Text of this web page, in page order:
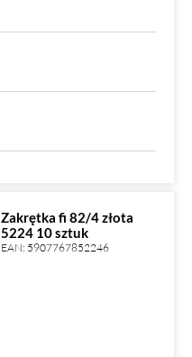
Zakrętka fi 82/4 złota
5224 10 sztuk
EAN: 5907767852246